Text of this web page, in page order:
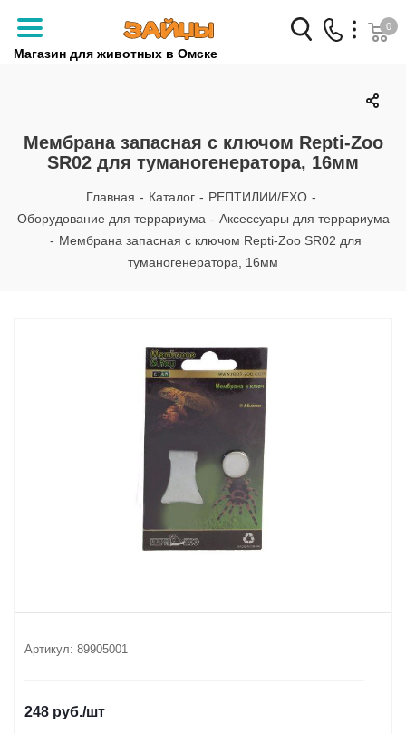
Магазин для животных в Омске
Заказать звонок
+7 (3812) 79-04-04
+7 (950) 959-88-32
0
Мембрана запасная с ключом Repti-Zoo
SR02 для туманогенератора, 16мм
Главная - Каталог - РЕПТИЛИИ/EXO -
Оборудование для террариума - Аксессуары для террариума
- Мембрана запасная с ключом Repti-Zoo SR02 для
туманогенератора, 16мм
Артикул: 89905001
248 руб./шт